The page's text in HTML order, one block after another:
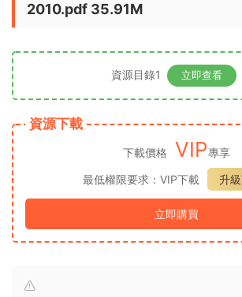
2010.pdf 35.91M
資源目錄1 立即查看
資源下載
下載價格 VIP專享
最低權限要求：VIP下載
升
立即購買